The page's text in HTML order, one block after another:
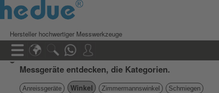
Hersteller hochwertiger Messwerkzeuge
Messgeräte entdecken, die Kategorien.
Anreissgeräte Winkel Zimmermannswinkel
Schmiegen